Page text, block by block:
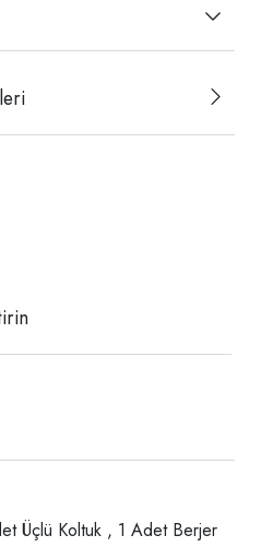
Üçlü Koltuk , 1 Adet Berjer